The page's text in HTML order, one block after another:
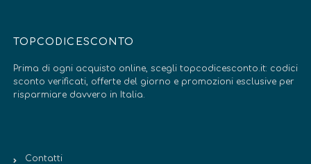
TOPCODICESCONTO
Prima di ogni acquisto online, scegli topcodicesconto.it: codici
sconto verificati, offerte del giorno e promozioni esclusive per
risparmiare davvero in Italia.
Contatti